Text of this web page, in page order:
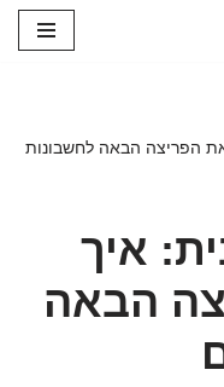
הפריצה הבאה לחשבונות
איך
הבאה